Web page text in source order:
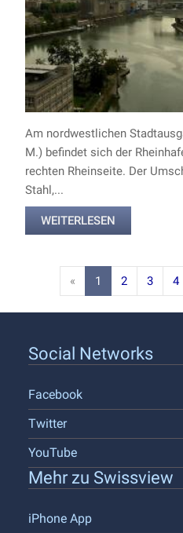
Am nordwestlichen
M.) befindet sich der
rechten Rheinseite. Der
Stahl,...
WEITERLESEN
« 1 2 3 4
Social Networks
Facebook
Twitter
YouTube
Mehr zu Swissview
iPhone App